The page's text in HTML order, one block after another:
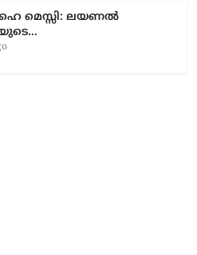
മെസ്സി: ലയണൽ